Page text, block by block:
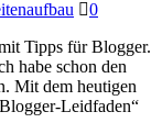
0
Tipps für Blogger.
habe schon den
Mit dem heutigen
Leidfaden“